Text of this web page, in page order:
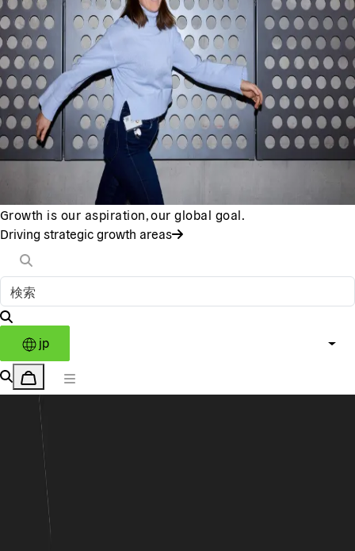
Growth is our aspiration, our global goal.
Driving strategic growth areas
jp